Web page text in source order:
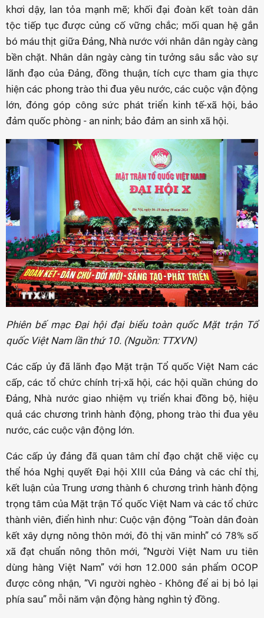
khơi dậy, lan tỏa mạnh mẽ; khối đại đoàn kết toàn dân
tộc tiếp tục được củng cố vững chắc; mối quan hệ gắn
bó máu thịt giữa Đảng, Nhà nước với nhân dân ngày càng
bền chặt. Nhân dân ngày càng tin tưởng sâu sắc vào sự
lãnh đạo của Đảng, đồng thuận, tích cực tham gia thực
hiện các phong trào thi đua yêu nước, các cuộc vận động
lớn, đóng góp công sức phát triển kinh tế-xã hội, bảo
đảm quốc phòng - an ninh; bảo đảm an sinh xã hội.
Phiên bế mạc Đại hội đại biểu toàn quốc Mặt trận Tổ
quốc Việt Nam lần thứ 10. (Nguồn: TTXVN)
Các cấp ủy đã lãnh đạo Mặt trận Tổ quốc Việt Nam các
cấp, các tổ chức chính trị-xã hội, các hội quần chúng do
Đảng, Nhà nước giao nhiệm vụ triển khai đồng bộ, hiệu
quả các chương trình hành động, phong trào thi đua yêu
nước, các cuộc vận động lớn.
Các cấp ủy đảng đã quan tâm chỉ đạo chặt chẽ việc cụ
thể hóa Nghị quyết Đại hội XIII của Đảng và các chỉ thị,
kết luận của Trung ương thành 6 chương trình hành động
trọng tâm của Mặt trận Tổ quốc Việt Nam và các tổ chức
thành viên, điển hình như: Cuộc vận động “Toàn dân đoàn
kết xây dựng nông thôn mới, đô thị văn minh” có 78% số
xã đạt chuẩn nông thôn mới, “Người Việt Nam ưu tiên
dùng hàng Việt Nam” với hơn 12.000 sản phẩm OCOP
được công nhận, “Vì người nghèo - Không để ai bị bỏ lại
phía sau” mỗi năm vận động hàng nghìn tỷ đồng.